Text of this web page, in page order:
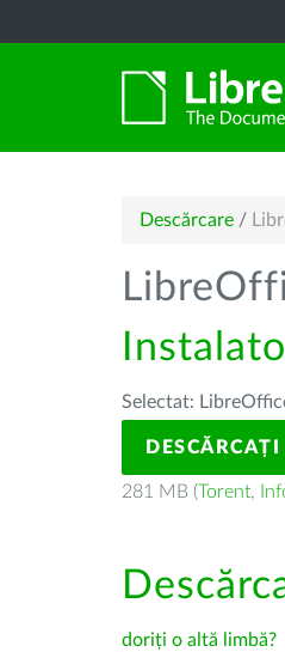
Descărcare /
Selectat:
281 MB (Torent,
doriți o altă limbă?